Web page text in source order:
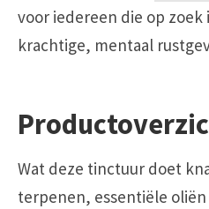
voor iedereen die op zoek
krachtige, mentaal
Wat deze tinctuur doet
terpenen, essentiële